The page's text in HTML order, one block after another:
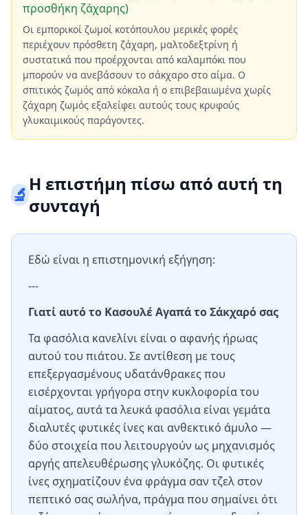
προσθήκη ζάχαρης)
Οι εμπορικοί ζωμοί κοτόπουλου μερικές φορές
περιέχουν πρόσθετη ζάχαρη, μαλτοδεξτρίνη ή
συστατικά που προέρχονται από καλαμπόκι που
μπορούν να ανεβάσουν το σάκχαρο στο αίμα. Ο
σπιτικός ζωμός από κόκαλα ή ο επιβεβαιωμένα χωρίς
ζάχαρη ζωμός εξαλείφει αυτούς τους κρυφούς
γλυκαιμικούς παράγοντες.
🔬Η επιστήμη πίσω από αυτή τη
συνταγή
Εδώ είναι η επιστημονική εξήγηση:
---
Γιατί αυτό το Κασουλέ Αγαπά το Σάκχαρό σας
Τα φασόλια κανελίνι είναι ο αφανής ήρωας
αυτού του πιάτου. Σε αντίθεση με τους
επεξεργασμένους υδατάνθρακες που
εισέρχονται γρήγορα στην κυκλοφορία του
αίματος, αυτά τα λευκά φασόλια είναι γεμάτα
διαλυτές φυτικές ίνες και ανθεκτικό άμυλο —
δύο στοιχεία που λειτουργούν ως μηχανισμός
αργής απελευθέρωσης γλυκόζης. Οι φυτικές
ίνες σχηματίζουν ένα φράγμα σαν τζελ στον
πεπτικό σας σωλήνα, πράγμα που σημαίνει ότι